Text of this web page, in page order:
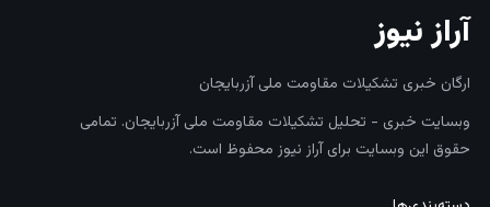
آراز نیوز
ارگان خبری تشکیلات مقاومت ملی آزربایجان
وبسایت خبری - تحلیل تشکیلات مقاومت ملی آزربایجان. تمامی
حقوق این وبسایت برای آراز نیوز محفوظ است.